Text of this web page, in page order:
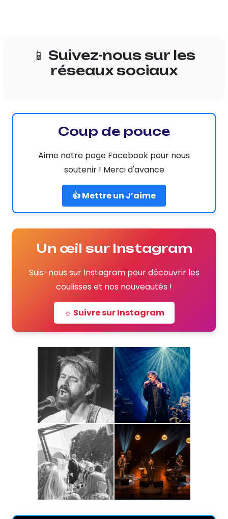
📱 Suivez-nous sur les
réseaux sociaux
Coup de pouce
Aime notre page Facebook pour nous
soutenir ! Merci d'avance
👍 Mettre un J’aime
Un œil sur Instagram
Suis-nous sur Instagram pour découvrir les
coulisses et nos nouveautés !
☼ Suivre sur Instagram